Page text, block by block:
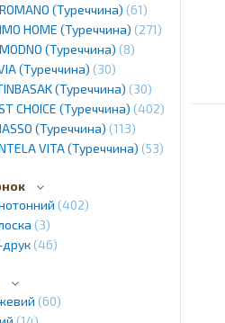
(Туреччина) 61
HOME (Туреччина) 271
(Туреччина) 8
(Туреччина) 30
(Туреччина) 30
CHOICE (Туреччина) 402
(Туреччина) 113
VITA (Туреччина) 53
402
3
друк 46
60